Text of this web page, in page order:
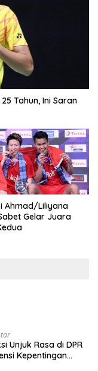
Tahun, Ini Saran
Ahmad/Liliyana
Gelar Juara
Unjuk Rasa di DPR
Kepentingan